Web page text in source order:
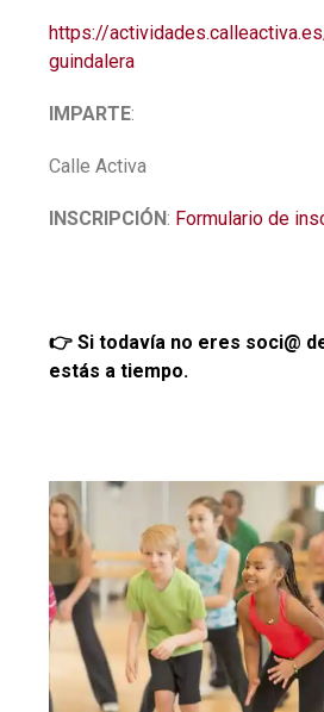
https://
guindalera
IMPARTE:
Calle Activa
INSCRIPCIÓN: Formulario de
👉Si todaví­a no eres soci@
estás a tiempo.